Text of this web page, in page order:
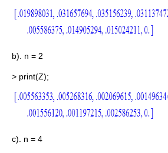
b). n = 2
> print(Z);
c). n = 4